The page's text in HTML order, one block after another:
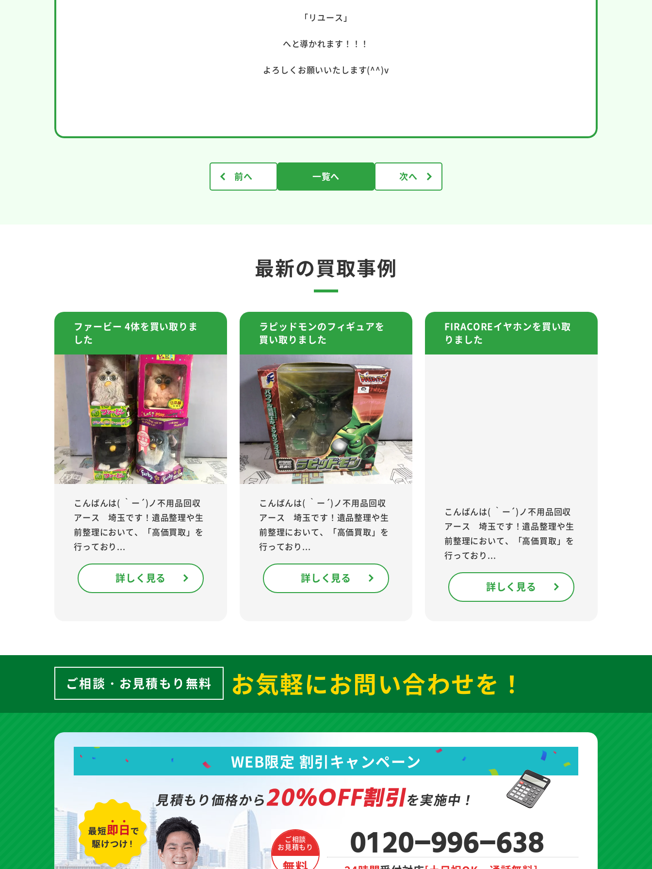
「リユース」
へと導かれます！！！
よろしくお願いいたします(^^)v
前へ 一覧へ 次へ
最新の買取事例
ファービー 4体を買い取りま
した
こんばんは( ｀ー´)ノ不用品回収
アース 埼玉です！遺品整理や生
前整理において、「高価買取」を
行っており...
詳しく見る
ラピッドモンのフィギュアを
買い取りました
こんばんは( ｀ー´)ノ不用品回収
アース 埼玉です！遺品整理や生
前整理において、「高価買取」を
行っており...
詳しく見る
FIRACOREイヤホンを買い取
りました
こんばんは( ｀ー´)ノ不用品回収
アース 埼玉です！遺品整理や生
前整理において、「高価買取」を
行っており...
詳しく見る
ご相談・お見積もり無料 お気軽にお問い合わせを！
WEB限定 割引キャンペーン
見積もり価格から20%OFF割引を実施中！
ご相談
お見積もり
0120-996-638